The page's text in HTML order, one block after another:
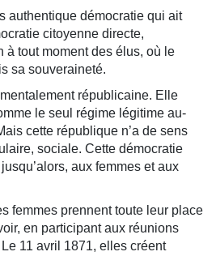
authentique démocratie qui ait
citoyenne directe,
à tout moment des élus, où le
sa souveraineté.
républicaine. Elle
le seul régime légitime au-
cette république n’a de sens
sociale. Cette démocratie
aux femmes et aux
femmes prennent toute leur place
en participant aux réunions
11 avril 1871, elles créent